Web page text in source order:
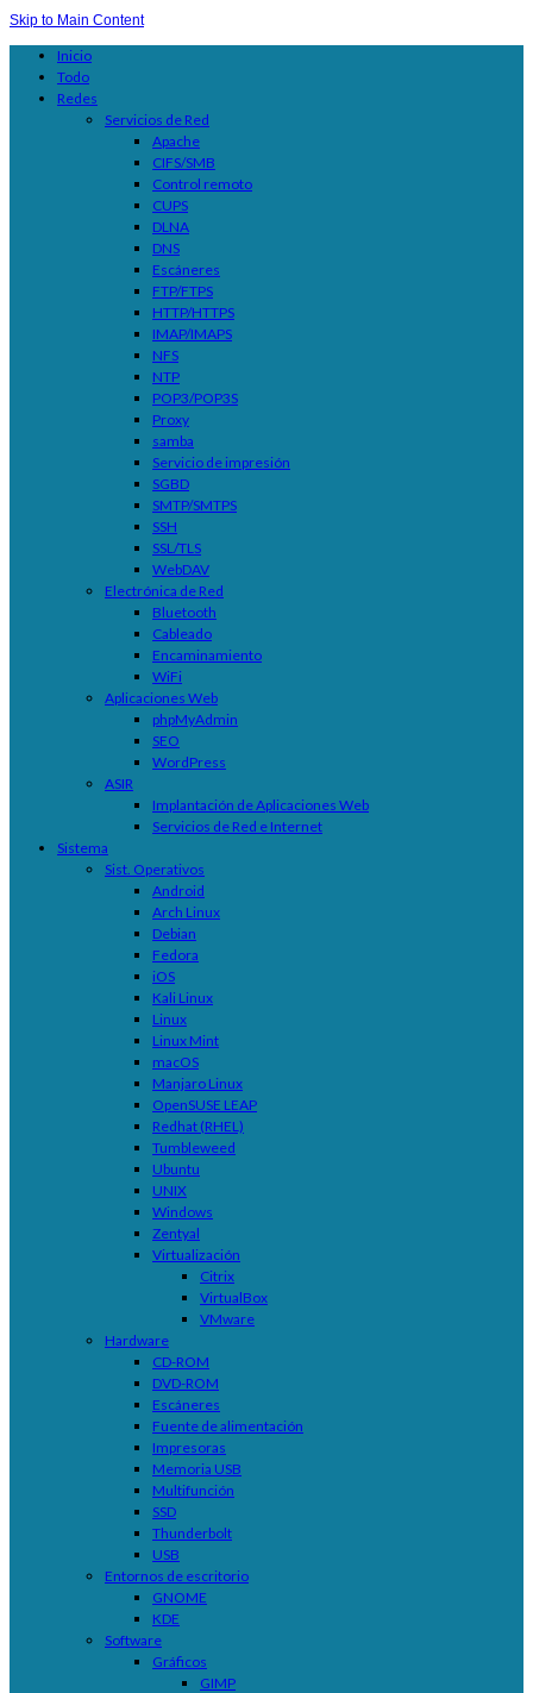
Skip to Main Content
Inicio
Todo
Redes
Servicios de Red
Apache
CIFS/SMB
Control remoto
CUPS
DLNA
DNS
Escáneres
FTP/FTPS
HTTP/HTTPS
IMAP/IMAPS
NFS
NTP
POP3/POP3S
Proxy
samba
Servicio de impresión
SGBD
SMTP/SMTPS
SSH
SSL/TLS
WebDAV
Electrónica de Red
Bluetooth
Cableado
Encaminamiento
WiFi
Aplicaciones Web
phpMyAdmin
SEO
WordPress
ASIR
Implantación de Aplicaciones Web
Servicios de Red e Internet
Sistema
Sist. Operativos
Android
Arch Linux
Debian
Fedora
iOS
Kali Linux
Linux
Linux Mint
macOS
Manjaro Linux
OpenSUSE LEAP
Redhat (RHEL)
Tumbleweed
Ubuntu
UNIX
Windows
Zentyal
Virtualización
Citrix
VirtualBox
VMware
Hardware
CD-ROM
DVD-ROM
Escáneres
Fuente de alimentación
Impresoras
Memoria USB
Multifunción
SSD
Thunderbolt
USB
Entornos de escritorio
GNOME
KDE
Software
Gráficos
GIMP